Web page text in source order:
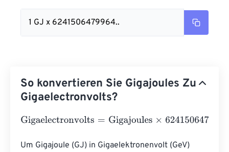
1 GJ x 6241506479964..
So konvertieren Sie Gigajoules Zu
Gigaelectronvolts?
Gigaelectronvolts=Gigajoules×
Um Gigajoule (GJ) in Gigaelektronenvolt (GeV)